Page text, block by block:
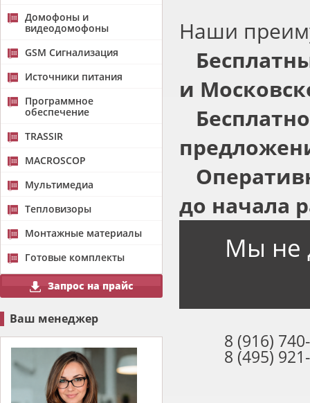
Домофоны и
видеодомофоны
GSM Сигнализация
Источники питания
Программное
обеспечение
TRASSIR
MACROSCOP
Мультимедиа
Тепловизоры
Монтажные материалы
Готовые комплекты
Запрос на прайс
Ваш менеджер
Наши
и
до начала
Мы не
8 (916)
8 (495)